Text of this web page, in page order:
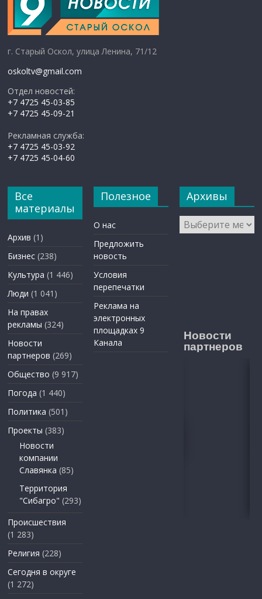
г. Старый Оскол, улица Ленина, 71/12
oskoltv@gmail.com
Отдел новостей:
+7 4725 45-03-85
+7 4725 45-09-21
Рекламная служба:
+7 4725 45-03-92
+7 4725 45-04-60
Все
материалы
Архив (1)
Бизнес (238)
Культура (1 446)
Люди (1 041)
На правах
рекламы (324)
Новости
партнеров (269)
Общество (9 917)
Погода (1 440)
Политика (501)
Проекты (383)
Новости
компании
Славянка (85)
Территория
"Сибагро" (293)
Происшествия
(1 283)
Религия (228)
Сегодня в округе
(1 272)
Полезное
О нас
Предложить
новость
Условия
перепечатки
Реклама на
электронных
площадках 9
Канала
Архивы
Архивы
Новости
партнеров